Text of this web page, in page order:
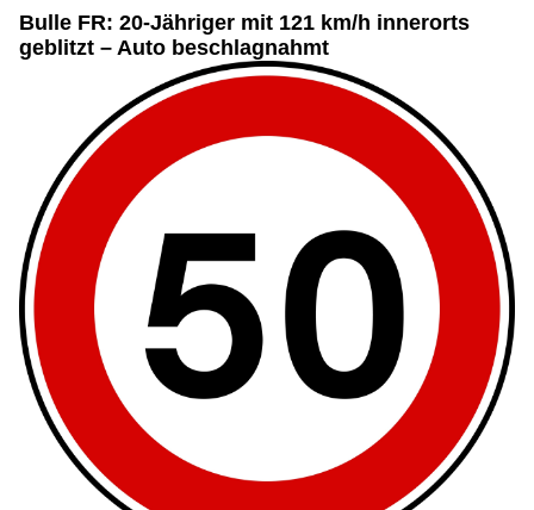
Bulle FR: 20-Jähriger mit 121 km/h innerorts
geblitzt – Auto beschlagnahmt